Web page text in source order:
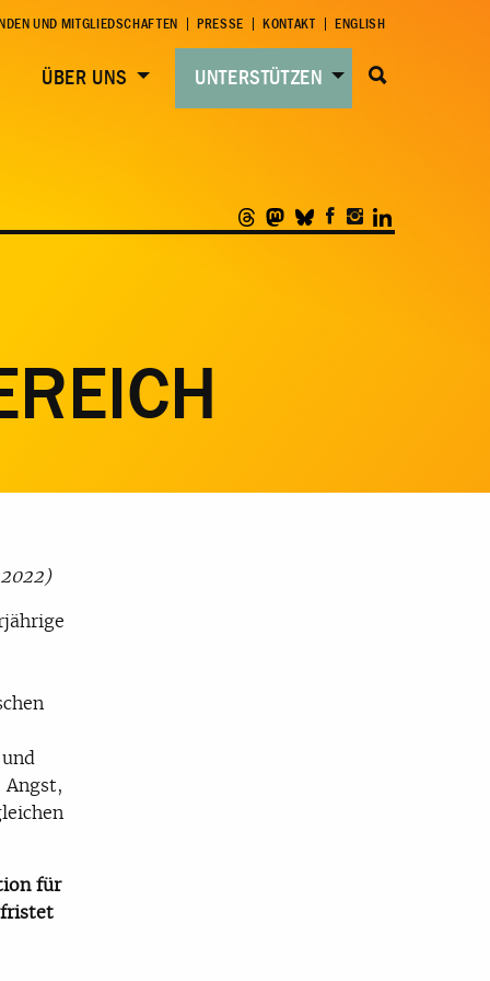
UND MITGLIEDSCHAFTEN PRESSE KONTAKT ENGLISH
ÜBER UNS UNTERSTÜTZEN
Angst,
für